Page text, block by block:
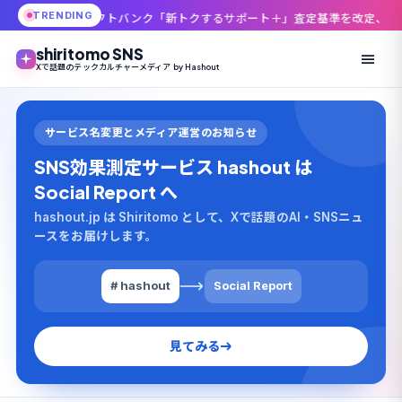
TRENDING
ンク「新トクするサポート＋」査定基準を改定、8月19日以降は爪傷でも
shiritomo SNS
Xで話題のテックカルチャーメディア by Hashout
サービス名変更とメディア運営のお知らせ
SNS効果測定サービス hashout は
Social Report へ
hashout.jp は Shiritomo として、Xで話題のAI・SNSニュ
ースをお届けします。
# hashout Social Report
見てみる